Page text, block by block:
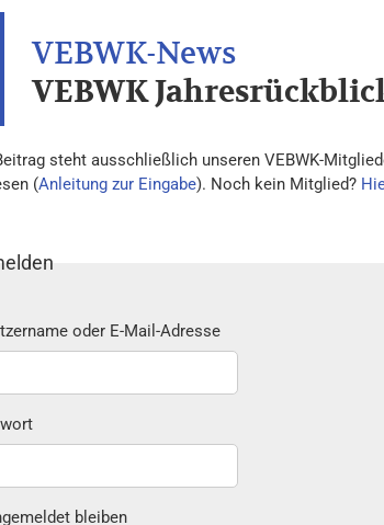
VEBWK
steht ausschließlich unseren VEBWK-
(Anleitung zur Eingabe). Noch kein Mitglied?
oder E-Mail-Adresse
bleiben